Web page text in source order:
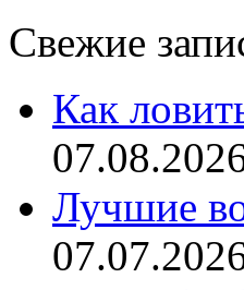
Свежие
Как
Лучшие